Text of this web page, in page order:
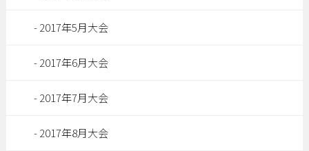
2017年5月大会
2017年6月大会
2017年7月大会
2017年8月大会